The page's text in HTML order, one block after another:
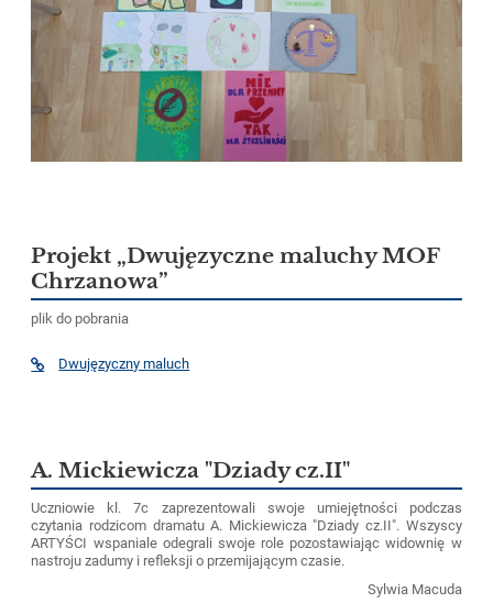
Projekt „Dwujęzyczne maluchy MOF
Chrzanowa”
plik do pobrania
Dwujęzyczny maluch
A. Mickiewicza "Dziady cz.II"
Uczniowie kl. 7c zaprezentowali swoje umiejętności podczas
czytania rodzicom dramatu A. Mickiewicza "Dziady cz.II". Wszyscy
ARTYŚCI wspaniale odegrali swoje role pozostawiając widownię w
nastroju zadumy i refleksji o przemijającym czasie.
Sylwia Macuda